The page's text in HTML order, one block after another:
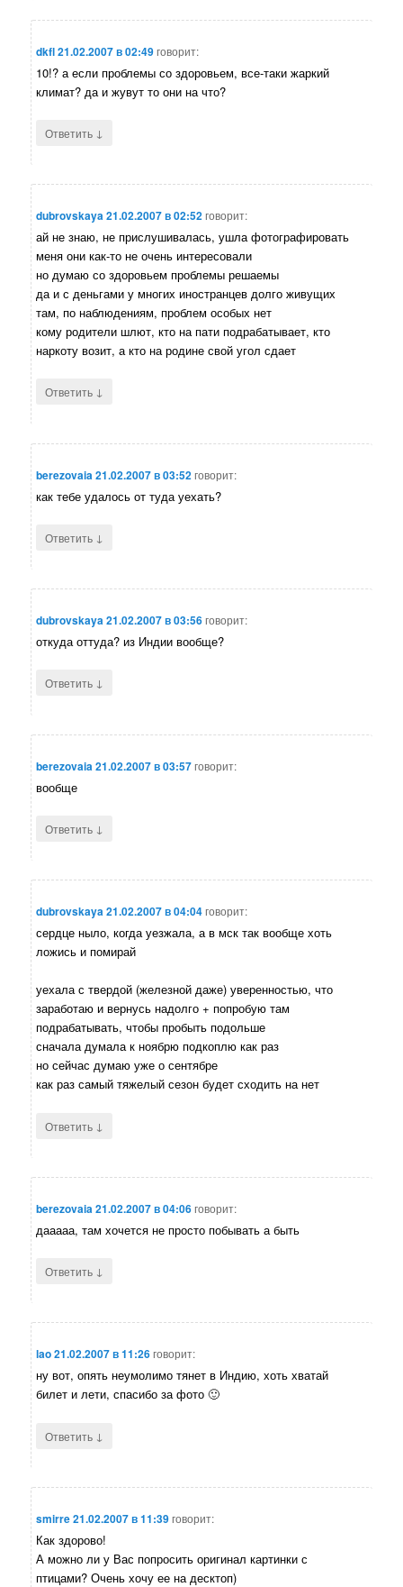
dkfl21.02.2007 в 02:49говорит:
10!? а если проблемы со здоровьем, все-таки жаркий
климат? да и жувут то они на что?
Ответить ↓
dubrovskaya21.02.2007 в 02:52говорит:
ай не знаю, не прислушивалась, ушла фотографировать
меня они как-то не очень интересовали
но думаю со здоровьем проблемы решаемы
да и с деньгами у многих иностранцев долго живущих
там, по наблюдениям, проблем особых нет
кому родители шлют, кто на пати подрабатывает, кто
наркоту возит, а кто на родине свой угол сдает
Ответить ↓
berezovaia21.02.2007 в 03:52говорит:
как тебе удалось от туда уехать?
Ответить ↓
dubrovskaya21.02.2007 в 03:56говорит:
откуда оттуда? из Индии вообще?
Ответить ↓
berezovaia21.02.2007 в 03:57говорит:
вообще
Ответить ↓
dubrovskaya21.02.2007 в 04:04говорит:
сердце ныло, когда уезжала, а в мск так вообще хоть
ложись и помирай
уехала с твердой (железной даже) уверенностью, что
заработаю и вернусь надолго + попробую там
подрабатывать, чтобы пробыть подольше
сначала думала к ноябрю подкоплю как раз
но сейчас думаю уже о сентябре
как раз самый тяжелый сезон будет сходить на нет
Ответить ↓
berezovaia21.02.2007 в 04:06говорит:
дааааа, там хочется не просто побывать а быть
Ответить ↓
lao21.02.2007 в 11:26говорит:
ну вот, опять неумолимо тянет в Индию, хоть хватай
билет и лети, спасибо за фото 🙂
Ответить ↓
smirre21.02.2007 в 11:39говорит:
Как здорово!
А можно ли у Вас попросить оригинал картинки с
птицами? Очень хочу ее на десктоп)